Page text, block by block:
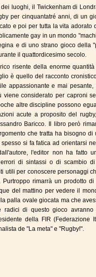
luoghi, il Twickenham di
per cinquantatré anni, di un
e poi per tutta la vita adorato
gay in un mondo
e di uno strano gioco della
il quattordicesimo secolo.
risente della enorme
è quello del racconto
appassionante e mai
considerato per caproni
altre discipline possono
acute a proposito del
Baricco. Il libro però
che tratta ha bisogno
si fa fatica ad orientarsi
l'editor non ha fatto
di sintassi o di scambio
utili per conoscere personaggi
rimarrà un prodotto
del mattino per vedere il
palla ovale giocata ma che
radici di questo gioco
della FIR (Federazione
de "La meta" e "Rugby!".